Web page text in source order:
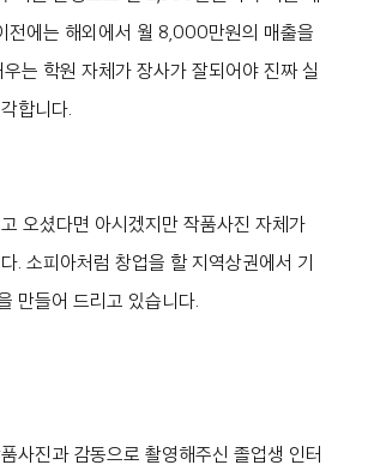
전에는 해외에서 월 8,000만원의 매출을
는 학원 자체가 장사가 잘되어야 진짜 실
합니다.
오셨다면 아시겠지만 작품사진 자체가
. 소피아처럼 창업을 할 지역상권에서 기
만들어 드리고 있습니다.
사진과 감동으로 촬영해주신 졸업생 인터